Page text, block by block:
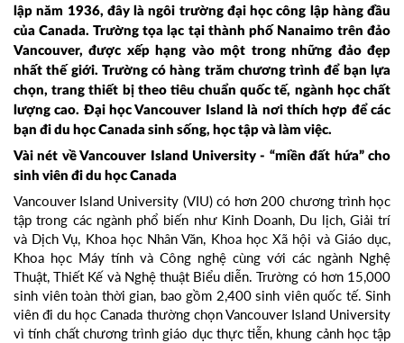
lập năm 1936, đây là ngôi trường đại học công lập hàng đầu
của Canada. Trường tọa lạc tại thành phố Nanaimo trên đảo
Vancouver, được xếp hạng vào một trong những đảo đẹp
nhất thế giới. Trường có hàng trăm chương trình để bạn lựa
chọn, trang thiết bị theo tiêu chuẩn quốc tế, ngành học chất
lượng cao. Đại học Vancouver Island là nơi thích hợp để các
bạn đi du học Canada sinh sống, học tập và làm việc.
Vài nét về Vancouver Island University - “miền đất hứa” cho
sinh viên đi du học Canada
Vancouver Island University (VIU) có hơn 200 chương trình học
tập trong các ngành phổ biến như Kinh Doanh, Du lịch, Giải trí
và Dịch Vụ, Khoa học Nhân Văn, Khoa học Xã hội và Giáo dục,
Khoa học Máy tính và Công nghệ cùng với các ngành Nghệ
Thuật, Thiết Kế và Nghệ thuật Biểu diễn. Trường có hơn 15,000
sinh viên toàn thời gian, bao gồm 2,400 sinh viên quốc tế. Sinh
viên đi du học Canada thường chọn Vancouver Island University
vì tính chất chương trình giáo dục thực tiễn, khung cảnh học tập